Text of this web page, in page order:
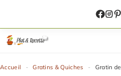
contenu
Accueil - Gratins & Quiches - Gratin